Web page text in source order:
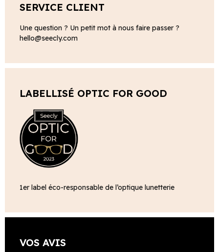
SERVICE CLIENT
Une question ? Un petit mot à nous faire passer ?
hello@seecly.com
LABELLISÉ OPTIC FOR GOOD
1er label éco-responsable de l’optique lunetterie
VOS AVIS